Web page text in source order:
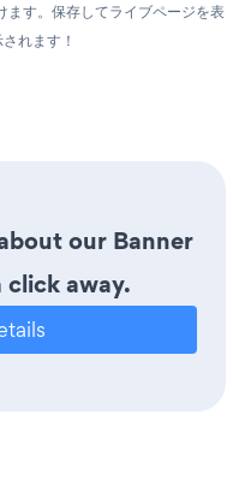
す。保存してライブページを表
れます！
our Banner
click away.